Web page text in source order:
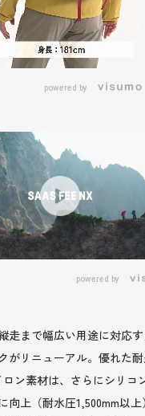
powered by
powered by
走まで幅広い用途に対応
がリニューアル。優れた
ン素材は、さらにシリコ
向上（耐水圧1,500mm以